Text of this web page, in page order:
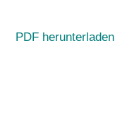
PDF herunterladen